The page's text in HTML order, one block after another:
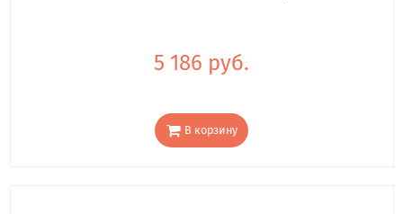
5 186 руб.
В корзину